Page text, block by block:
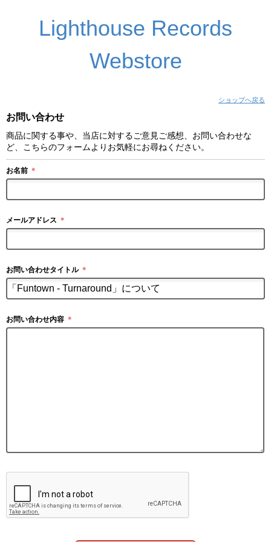
Lighthouse Records
Webstore
ショップへ戻る
お問い合わせ
商品に関する事や、当店に対するご意見ご感想、お問い合わせな
ど、こちらのフォームよりお気軽にお尋ねください。
お名前 ＊
メールアドレス ＊
お問い合わせタイトル ＊
お問い合わせ内容 ＊